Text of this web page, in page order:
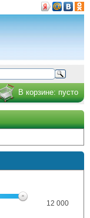
В корзине: пусто
12 000